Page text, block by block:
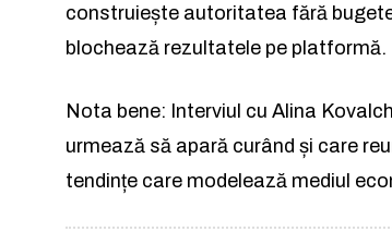
construiește autoritatea fără
blochează rezultatele pe platformă.
Nota bene: Interviul cu Alina
urmează să apară curând și care
tendințe care modelează mediul